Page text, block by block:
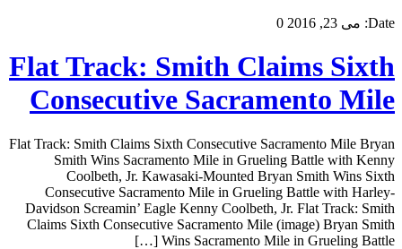
Date: می 23, 2016 0
Flat Track: Smith Claims Sixth
Consecutive Sacramento Mile
Flat Track: Smith Claims Sixth Consecutive Sacramento Mile Bryan
Smith Wins Sacramento Mile in Grueling Battle with Kenny
Coolbeth, Jr. Kawasaki-Mounted Bryan Smith Wins Sixth
Consecutive Sacramento Mile in Grueling Battle with Harley-
Davidson Screamin’ Eagle Kenny Coolbeth, Jr. Flat Track: Smith
Claims Sixth Consecutive Sacramento Mile (image) Bryan Smith
Wins Sacramento Mile in Grueling Battle […]